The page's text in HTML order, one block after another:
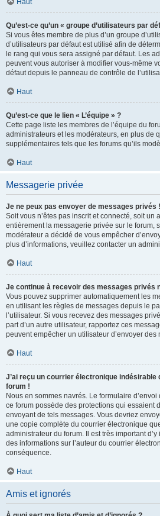
Haut
Qu’est-ce qu’un « groupe d’utilisateurs par
Si vous êtes membre de plus d’un groupe
d’utilisateurs par défaut est utilisé afin de
le rang qui vous sera assigné par défaut. Les
peuvent vous autoriser à modifier vous-même
défaut depuis le panneau de contrôle de
Haut
Qu’est-ce que le lien « L’équipe » ?
Cette page liste les membres de l’équipe du
administrateurs et les modérateurs, en plus de
supplémentaires tels que les forums qu’ils
Haut
Messagerie privée
Je ne peux pas envoyer de messages privés !
Soit vous n’êtes pas inscrit et connecté, soit un
entièrement la messagerie privée sur le forum,
modérateur a décidé de vous empêcher
plus d’informations, veuillez contacter un
Haut
Je continue à recevoir des messages privés
Vous pouvez supprimer automatiquement les
en utilisant les règles de messages depuis le
l’utilisateur. Si vous recevez des messages
part d’un autre utilisateur, rapportez ces
peuvent empêcher un utilisateur d’envoyer des
Haut
J’ai reçu un courrier électronique indésirable
forum !
Nous en sommes navrés. Le formulaire
ce forum possède des protections qui essaient
envoyant de tels messages. Vous devriez
une copie complète du courrier électronique
administrateur du forum. Il est très important
des informations sur l’auteur du courrier
conséquence.
Haut
Amis et ignorés